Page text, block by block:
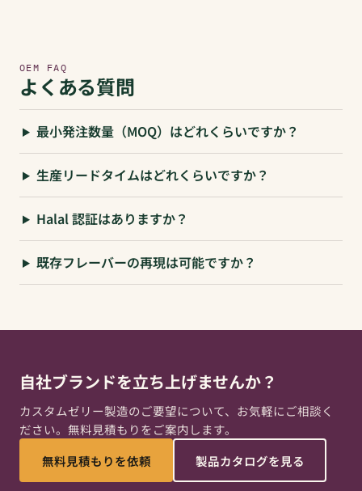
OEM FAQ
よくある質問
最小発注数量（MOQ）はどれくらいですか？
生産リードタイムはどれくらいですか？
Halal 認証はありますか？
既存フレーバーの再現は可能ですか？
自社ブランドを立ち上げませんか？
カスタムゼリー製造のご要望について、お気軽にご相談く
ださい。無料見積もりをご案内します。
無料見積もりを依頼
製品カタログを見る